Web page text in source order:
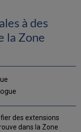
à des
la Zone
des extensions
dans la Zone